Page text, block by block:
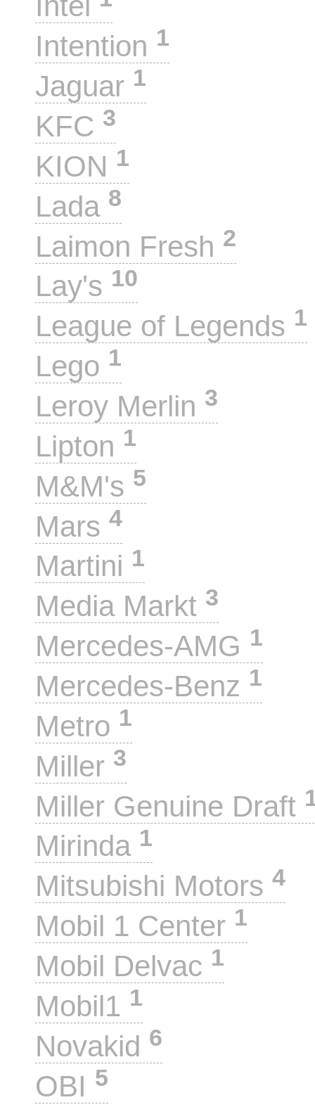
Intention 1
Jaguar 1
KFC 3
KION 1
Lada 8
Laimon Fresh 2
Lay's 10
League of Legends 1
Lego 1
Leroy Merlin 3
Lipton 1
M&M's 5
Mars 4
Martini 1
Media Markt 3
Mercedes-AMG 1
Mercedes-Benz 1
Metro 1
Miller 3
Miller Genuine Draft
Mirinda 1
Mitsubishi Motors 4
Mobil 1 Center 1
Mobil Delvac 1
Mobil1 1
Novakid 6
OBI 5